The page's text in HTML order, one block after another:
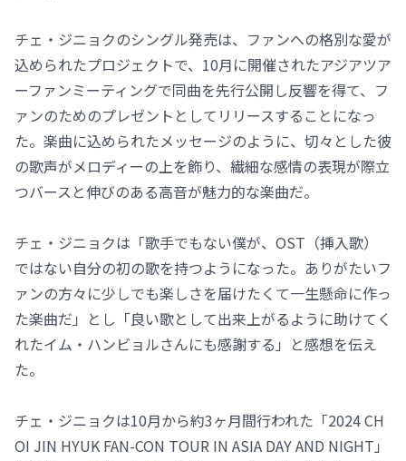
チェ・ジニョクのシングル発売は、ファンへの格別な愛が
込められたプロジェクトで、10月に開催されたアジアツア
ーファンミーティングで同曲を先行公開し反響を得て、フ
ァンのためのプレゼントとしてリリースすることになっ
た。楽曲に込められたメッセージのように、切々とした彼
の歌声がメロディーの上を飾り、繊細な感情の表現が際立
つバースと伸びのある高音が魅力的な楽曲だ。
チェ・ジニョクは「歌手でもない僕が、OST（挿入歌）
ではない自分の初の歌を持つようになった。ありがたいフ
ァンの方々に少しでも楽しさを届けたくて一生懸命に作っ
た楽曲だ」とし「良い歌として出来上がるように助けてく
れたイム・ハンビョルさんにも感謝する」と感想を伝え
た。
チェ・ジニョクは10月から約3ヶ月間行われた「2024 CH
OI JIN HYUK FAN-CON TOUR IN ASIA DAY AND NIGHT」